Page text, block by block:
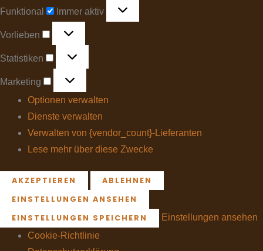
Funktional Immer aktiv
Vorlieben
Statistiken
Marketing
Optionen verwalten
Dienste verwalten
Verwalten von {vendor_count}-Lieferanten
Lese mehr über diese Zwecke
AKZEPTIEREN
ABLEHNEN
EINSTELLUNGEN ANSEHEN
EINSTELLUNGEN SPEICHERN
Einstellungen ansehen
Cookie-Richtlinie